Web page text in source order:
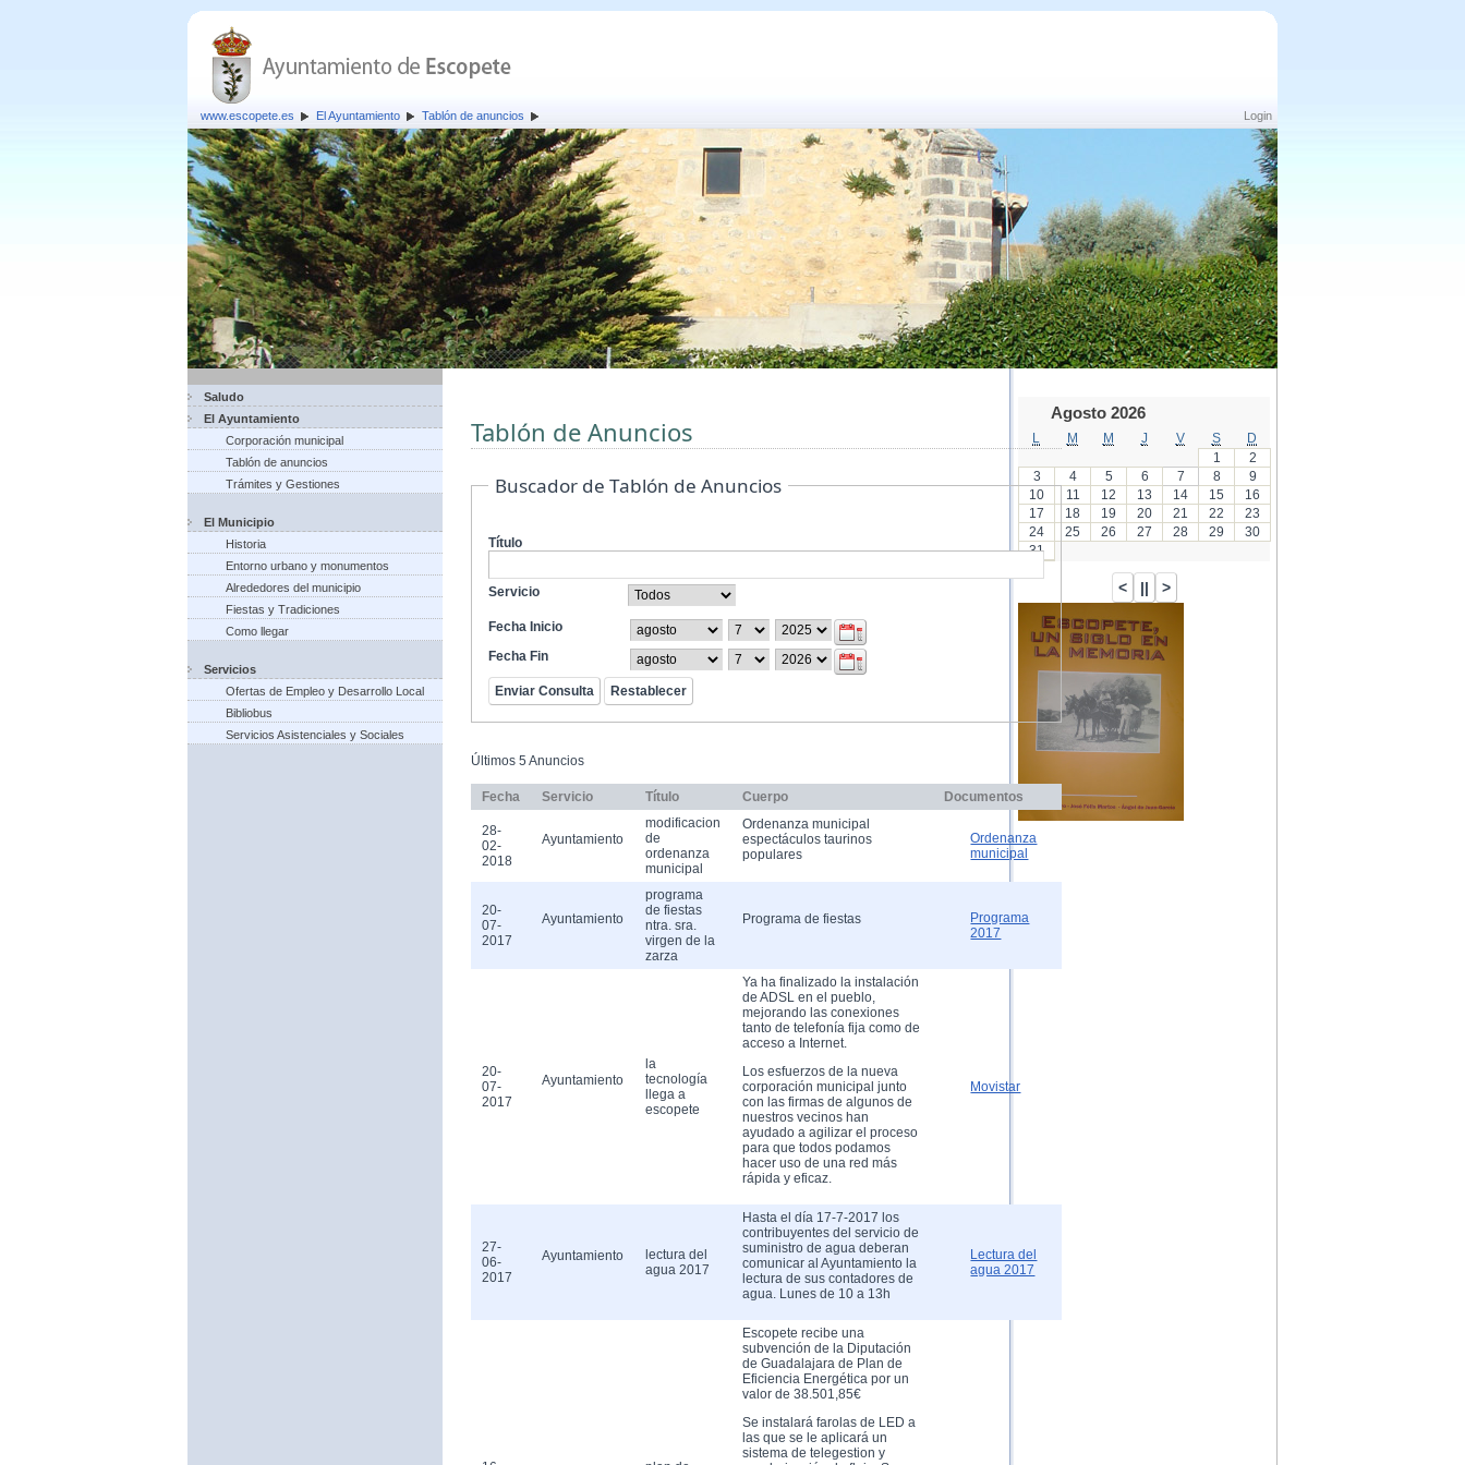
Login
www.escopete.es El Ayuntamiento Tablón de anuncios
Saludo
El Ayuntamiento
Corporación municipal
Tablón de anuncios
Trámites y Gestiones
El Municipio
Historia
Entorno urbano y monumentos
Alrededores del municipio
Fiestas y Tradiciones
Como llegar
Servicios
Ofertas de Empleo y Desarrollo Local
Bibliobus
Servicios Asistenciales y Sociales
Tablón de Anuncios
Buscador de Tablón de Anuncios
Título
Servicio
Fecha Inicio
Fecha Fin
Últimos 5 Anuncios
Fecha Servicio Título Cuerpo Documentos
28-
02-
2018
Ayuntamiento
modificacion
de
ordenanza
municipal
Ordenanza municipal
espectáculos taurinos
populares
Ordenanza
municipal
20-
07-
2017
Ayuntamiento
programa
de fiestas
ntra. sra.
virgen de la
zarza
Programa de fiestas
Programa
2017
20-
07-
2017
Ayuntamiento
la
tecnología
llega a
escopete
Ya ha finalizado la instalación
de ADSL en el pueblo,
mejorando las conexiones
tanto de telefonía fija como de
acceso a Internet.
Los esfuerzos de la nueva
corporación municipal junto
con las firmas de algunos de
nuestros vecinos han
ayudado a agilizar el proceso
para que todos podamos
hacer uso de una red más
rápida y eficaz.
Movistar
27-
06-
2017
Ayuntamiento
lectura del
agua 2017
Hasta el día 17-7-2017 los
contribuyentes del servicio de
suministro de agua deberan
comunicar al Ayuntamiento la
lectura de sus contadores de
agua. Lunes de 10 a 13h
Lectura del
agua 2017
Escopete recibe una
subvención de la Diputación
de Guadalajara de Plan de
Eficiencia Energética por un
valor de 38.501,85€
Se instalará farolas de LED a
las que se le aplicará un
sistema de telegestion y
Agosto 2026
M M J V S
D
1
2
3
4 5 6 7 8
9
10
11 12 13 14 15
16
17
18 19 20 21 22
23
24
25 26 27 28 29
30
31